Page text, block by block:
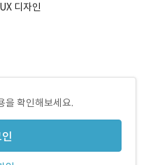
디자인
을 확인해보세요.